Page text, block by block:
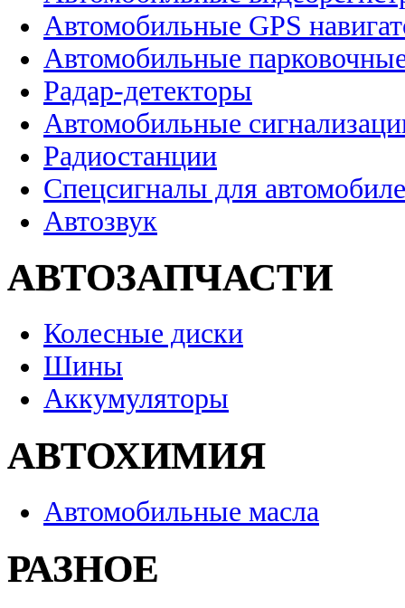
Автомобильные GPS
Автомобильные
Радар-детекторы
Автомобильные
Радиостанции
Спецсигналы для
Автозвук
АВТОЗАПЧАСТИ
Колесные диски
Шины
Аккумуляторы
АВТОХИМИЯ
Автомобильные масла
РАЗНОЕ